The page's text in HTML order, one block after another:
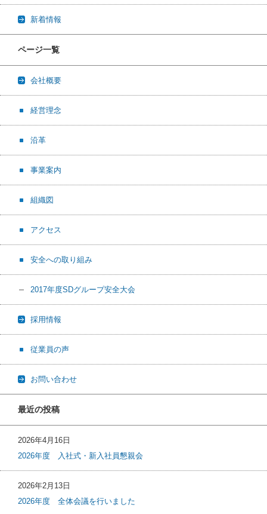
新着情報
ページ一覧
会社概要
経営理念
沿革
事業案内
組織図
アクセス
安全への取り組み
2017年度SDグループ安全大会
採用情報
従業員の声
お問い合わせ
最近の投稿
2026年4月16日
2026年度 入社式・新入社員懇親会
2026年2月13日
2026年度 全体会議を行いました